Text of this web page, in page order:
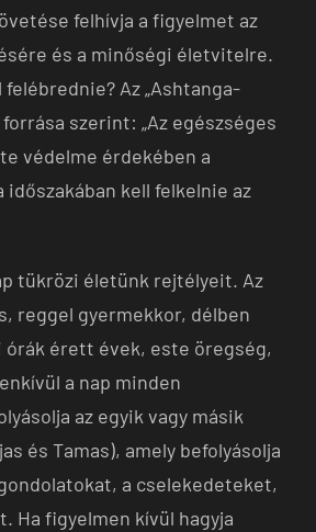
felhívja a figyelmet az
és a minőségi életvitelre.
Az „Ashtanga-
szerint: „Az egészséges
védelme érdekében a
időszakában kell felkelnie az
tükrözi életünk rejtélyeit. Az
reggel gyermekkor, délben
órák érett évek, este öregség,
a nap minden
az egyik vagy másik
és Tamas), amely befolyásolja
a cselekedeteket,
Ha figyelmen kívül hagyja